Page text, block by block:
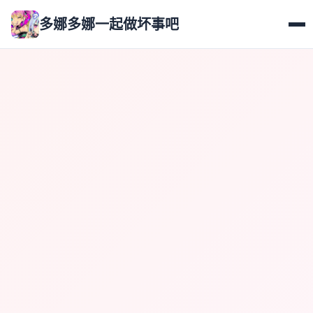
多娜多娜一起做坏事吧